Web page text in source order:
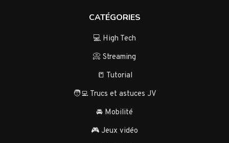
CATÉGORIES
💻 High Tech
📀 Streaming
📒 Tutorial
🧑‍💻 Trucs et astuces JV
🚘 Mobilité
🎮 Jeux vidéo